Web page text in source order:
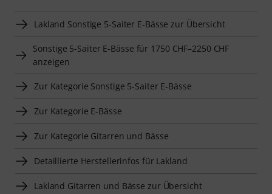
Lakland Sonstige 5-Saiter E-Bässe zur Übersicht
Sonstige 5-Saiter E-Bässe für 1750 CHF–2250 CHF
anzeigen
Zur Kategorie Sonstige 5-Saiter E-Bässe
Zur Kategorie E-Bässe
Zur Kategorie Gitarren und Bässe
Detaillierte Herstellerinfos für Lakland
Lakland Gitarren und Bässe zur Übersicht